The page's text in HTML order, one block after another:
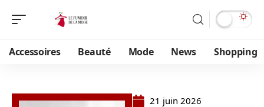
Accessoires Beauté Mode News Shopping
21 juin 2026